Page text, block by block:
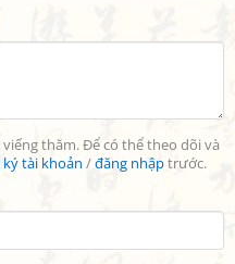
thăm. Để có thể theo dõi và
ký tài khoản /đăng nhậptrước.